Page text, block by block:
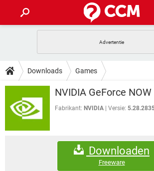
INSTAGRAM
GRATIS SNAPCHAT
HOW-TO
VIDEOBELLEN
INSTAGRAM
NETFLIX
VIDEOBELLEN GAMES
SNAPCHAT
FORUM
WINDOWS 10
GAMES
Downloads Games
NVIDIA GeForce
Fabrikant: NVIDIA Versie:
Downloaden
Freeware